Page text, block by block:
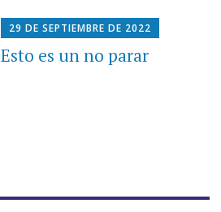
29 DE SEPTIEMBRE DE 2022
Esto es un no parar